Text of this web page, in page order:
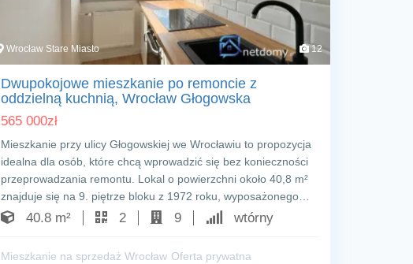
Wrocław Stare Miasto 12
Dwupokojowe mieszkanie po remoncie z
oddzielną kuchnią, Wrocław Głogowska
565 000zł
Mieszkanie przy ulicy Głogowskiej we Wrocławiu to propozycja
idealna dla osób, które chcą wprowadzić się bez konieczności
przeprowadzania remontu. Lokal o powierzchni około 40,8 m²
znajduje się na 9. piętrze bloku z 1972 roku, wyposażonego…
40.8 m² 2 9 wtórny
Mieszkanie na sprzedaż Wrocław Oferta prywatna